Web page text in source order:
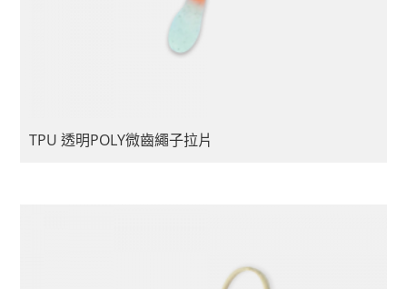
TPU 透明POLY微齒繩子拉片